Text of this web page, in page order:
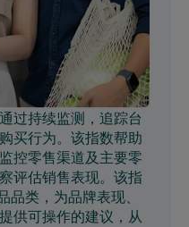
过持续监测，追踪台
买行为。该指数帮助
控零售渠道及主要零
评估销售表现。该指
类，为品牌表现、
供可操作的建议，从